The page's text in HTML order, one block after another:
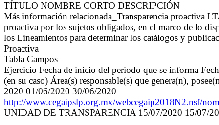
TÍTULO NOMBRE CORTO DESCRIPCIÓN
Más información relacionada_Transparencia proactiva
proactiva por los sujetos obligados, en el marco de lo
los Lineamientos para determinar los catálogos y
Proactiva
Tabla Campos
Ejercicio Fecha de inicio del periodo que se informa
(en su caso) Área(s) responsable(s) que genera(n),
2020 01/06/2020 30/06/2020
http://www.cegaipslp.org.mx/webcegaip2018N2.nsf/
UNIDAD DE TRANSPARENCIA 15/07/2020 15/07/